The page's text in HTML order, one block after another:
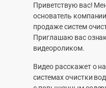
Приветствую вас!
основатель
продаже систем
Приглашаю вас
видеороликом.
Видео расскажет о
системах очистки